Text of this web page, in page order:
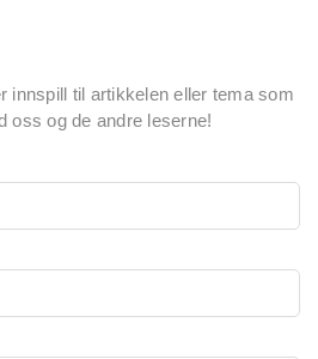
innspill til artikkelen eller tema som
oss og de andre leserne!